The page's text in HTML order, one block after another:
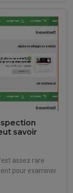
savoir
assez rare
pour examiner